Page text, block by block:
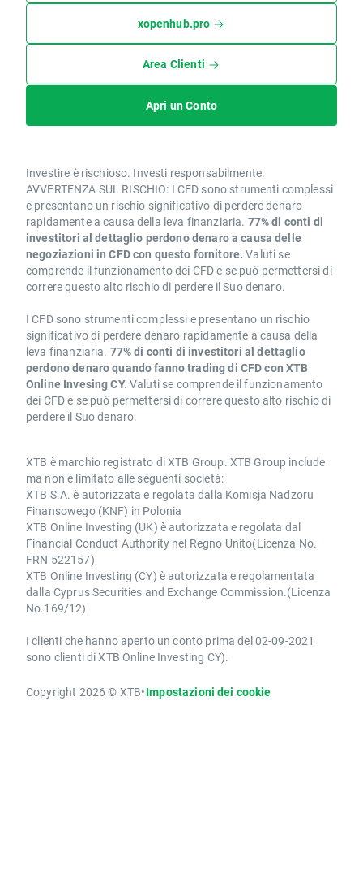
xopenhub.pro
Area Clienti
Apri un Conto
Investire è rischioso. Investi responsabilmente.
AVVERTENZA SUL RISCHIO: I CFD sono strumenti complessi
e presentano un rischio significativo di perdere denaro
rapidamente a causa della leva finanziaria. 77% di conti di
investitori al dettaglio perdono denaro a causa delle
negoziazioni in CFD con questo fornitore. Valuti se
comprende il funzionamento dei CFD e se può permettersi di
correre questo alto rischio di perdere il Suo denaro.
I CFD sono strumenti complessi e presentano un rischio
significativo di perdere denaro rapidamente a causa della
leva finanziaria. 77% di conti di investitori al dettaglio
perdono denaro quando fanno trading di CFD con XTB
Online Invesing CY. Valuti se comprende il funzionamento
dei CFD e se può permettersi di correre questo alto rischio di
perdere il Suo denaro.
XTB è marchio registrato di XTB Group. XTB Group include
ma non è limitato alle seguenti società:
XTB S.A. è autorizzata e regolata dalla Komisja Nadzoru
Finansowego (KNF) in Polonia
XTB Online Investing (UK) è autorizzata e regolata dal
Financial Conduct Authority nel Regno Unito(Licenza No.
FRN 522157)
XTB Online Investing (CY) è autorizzata e regolamentata
dalla Cyprus Securities and Exchange Commission.(Licenza
No.169/12)
I clienti che hanno aperto un conto prima del 02-09-2021
sono clienti di XTB Online Investing CY).
Copyright 2026 © XTB•Impostazioni dei cookie